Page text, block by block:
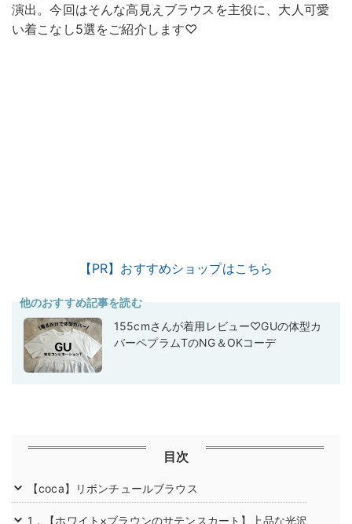
演出。今回はそんな高見えブラウスを主役に、大人可愛
い着こなし5選をご紹介します♡
【PR】おすすめショップはこちら
他のおすすめ記事を読む
155cmさんが着用レビュー♡GUの体型カ
バーペプラムTのNG＆OKコーデ
目次
【coca】リボンチュールブラウス
1．【ホワイト×ブラウンのサテンスカート】上品な光沢